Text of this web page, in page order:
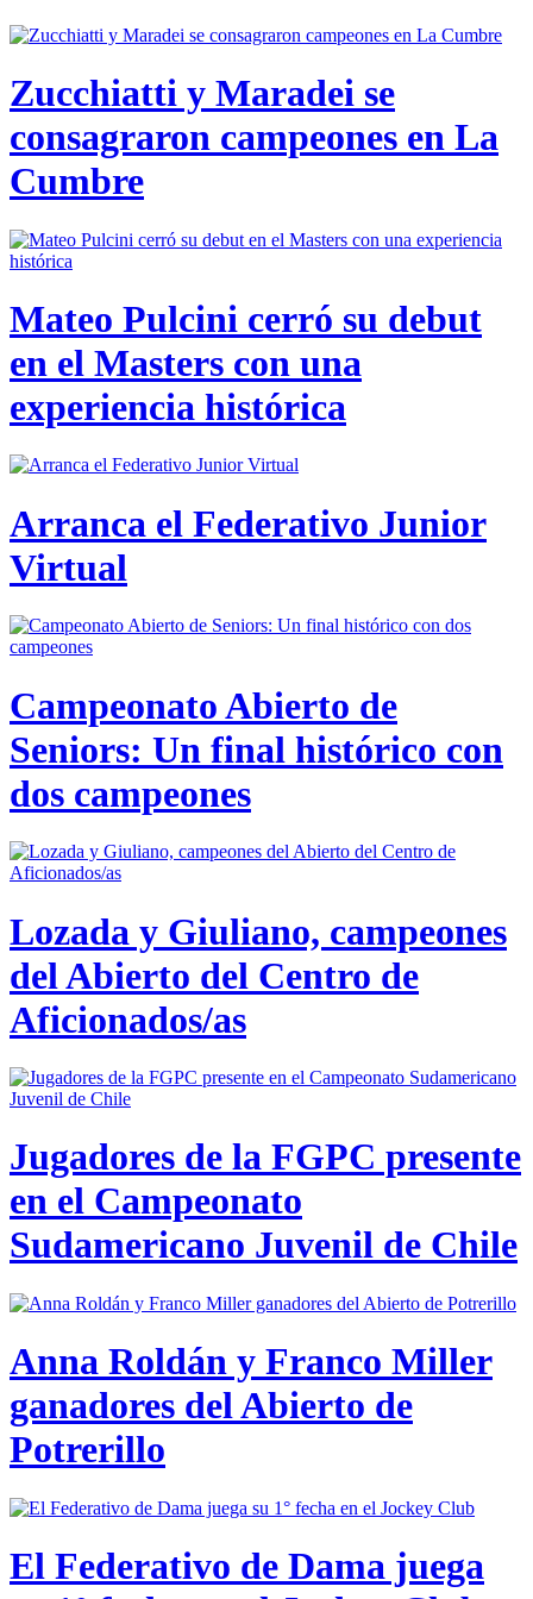
Zucchiatti y Maradei se
consagraron campeones en La
Cumbre
Mateo Pulcini cerró su debut
en el Masters con una
experiencia histórica
Arranca el Federativo Junior
Virtual
Campeonato Abierto de
Seniors: Un final histórico con
dos campeones
Lozada y Giuliano, campeones
del Abierto del Centro de
Aficionados/as
Jugadores de la FGPC presente
en el Campeonato
Sudamericano Juvenil de Chile
Anna Roldán y Franco Miller
ganadores del Abierto de
Potrerillo
El Federativo de Dama juega